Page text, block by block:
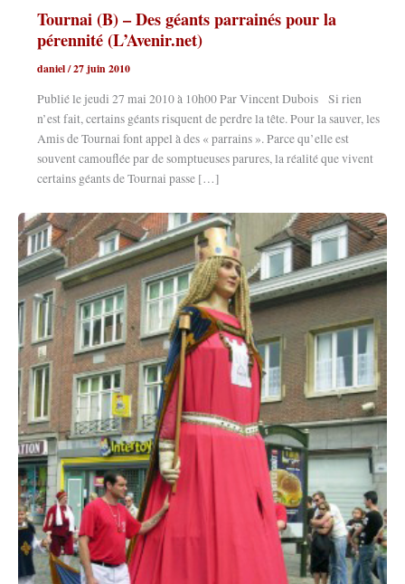
Tournai (B) – Des géants parrainés pour la
pérennité (L’Avenir.net)
daniel/27 juin 2010
Publié le jeudi 27 mai 2010 à 10h00 Par Vincent Dubois Si rien
n’est fait, certains géants risquent de perdre la tête. Pour la sauver, les
Amis de Tournai font appel à des « parrains ». Parce qu’elle est
souvent camouflée par de somptueuses parures, la réalité que vivent
certains géants de Tournai passe […]